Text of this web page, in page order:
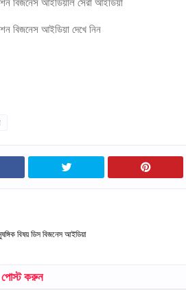
বিজনেস আইডিয়া দেখে নিন
বিষয় ডিস বিজনেস আইডিয়া
করুন